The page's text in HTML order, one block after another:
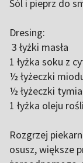
Sól i pieprz do
Dresing:
3 łyżki masła
1 łyżka soku z
½ łyżeczki
½ łyżeczki
1 łyżka oleju
Rozgrzej
osusz, większe